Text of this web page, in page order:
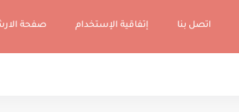
اتصل بنا إتفاقية الإستخدام صفحة